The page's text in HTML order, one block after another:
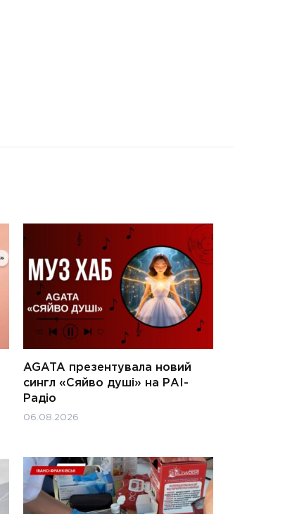
AGATA презентувала новий
сингл «Сяйво душі» на РАІ-
Радіо
06.08.2026